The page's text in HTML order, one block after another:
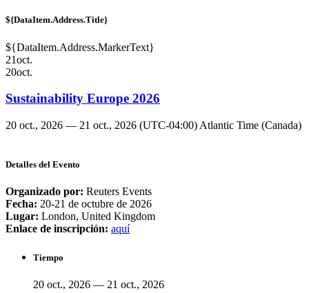
${DataItem.Address.Title}
${DataItem.Address.MarkerText}
21oct.
20oct.
Sustainability Europe 2026
20 oct., 2026 — 21 oct., 2026 (UTC-04:00) Atlantic Time (Canada)
Detalles del Evento
Organizado por: Reuters Events
Fecha: 20-21 de octubre de 2026
Lugar: London, United Kingdom
Enlace de inscripción: aquí
Tiempo
20 oct., 2026 — 21 oct., 2026